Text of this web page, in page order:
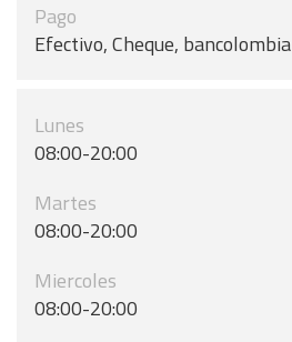
Pago
Efectivo, Cheque, bancolombia
Lunes
08:00-20:00
Martes
08:00-20:00
Miercoles
08:00-20:00